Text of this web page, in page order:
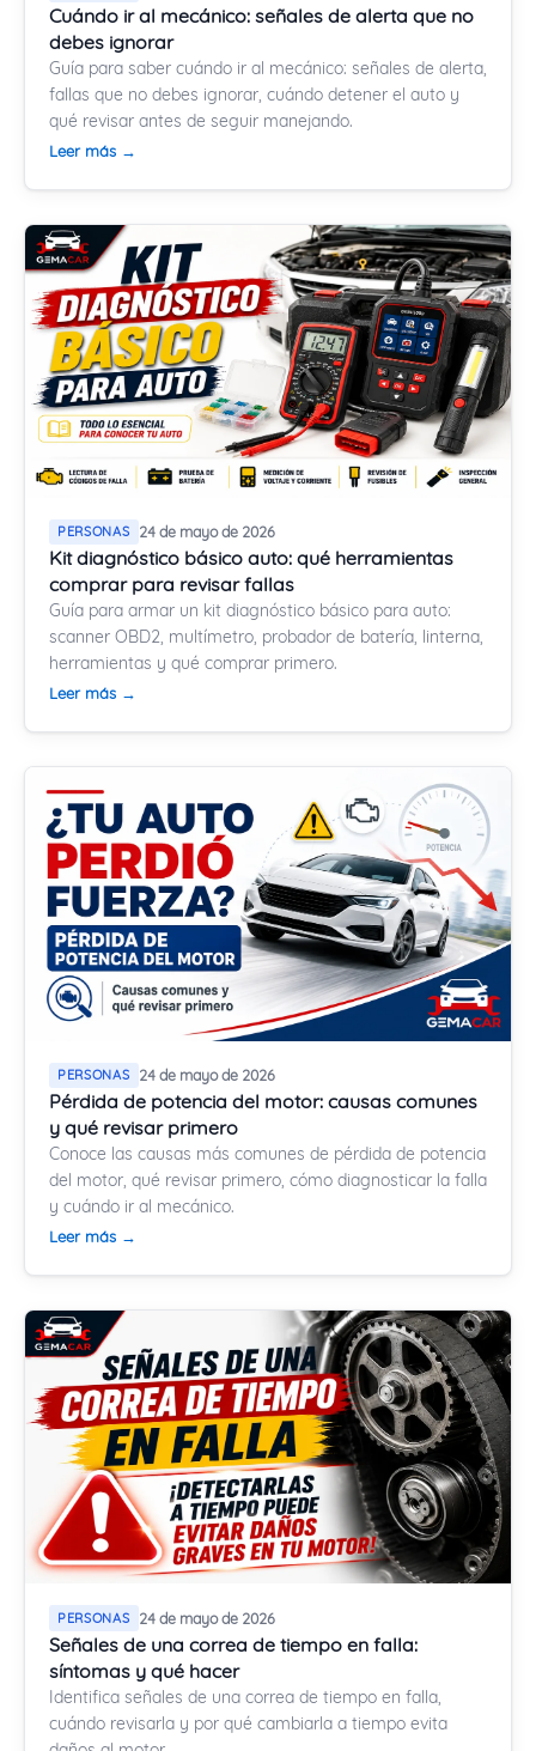
Cuándo ir al mecánico: señales de alerta que no
debes ignorar
Guía para saber cuándo ir al mecánico: señales de alerta,
fallas que no debes ignorar, cuándo detener el auto y
qué revisar antes de seguir manejando.
Leer más →
PERSONAS 24 de mayo de 2026
Kit diagnóstico básico auto: qué herramientas
comprar para revisar fallas
Guía para armar un kit diagnóstico básico para auto:
scanner OBD2, multímetro, probador de batería, linterna,
herramientas y qué comprar primero.
Leer más →
PERSONAS 24 de mayo de 2026
Pérdida de potencia del motor: causas comunes
y qué revisar primero
Conoce las causas más comunes de pérdida de potencia
del motor, qué revisar primero, cómo diagnosticar la falla
y cuándo ir al mecánico.
Leer más →
PERSONAS 24 de mayo de 2026
Señales de una correa de tiempo en falla:
síntomas y qué hacer
Identifica señales de una correa de tiempo en falla,
cuándo revisarla y por qué cambiarla a tiempo evita